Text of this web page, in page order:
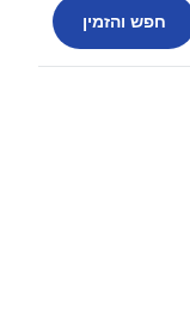
חפש והזמין